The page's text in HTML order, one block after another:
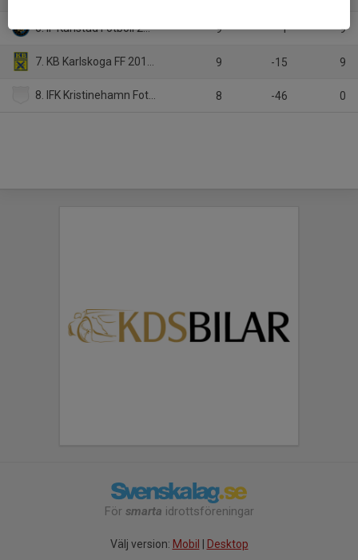
6. IF Karlstad Fotboll 2011 svart 9 1 9
7. KB Karlskoga FF 2011 gul 9 -15 9
8. IFK Kristinehamn Fotboll blå 8 -46 0
För smarta idrottsföreningar
Välj version: Mobil Desktop